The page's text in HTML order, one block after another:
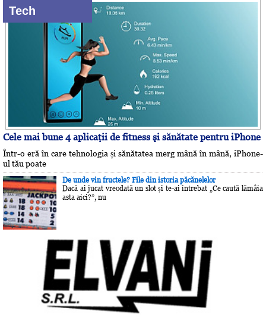
Tech
Cele mai bune 4 aplicaţii de fitness şi sănătate pentru iPhone
Într-o eră în care tehnologia și sănătatea merg mână în mână, iPhone-
ul tău poate
De unde vin fructele? File din istoria păcănelelor
Dacă ai jucat vreodată un slot și te-ai întrebat „Ce caută lămâia
asta aici?”, nu